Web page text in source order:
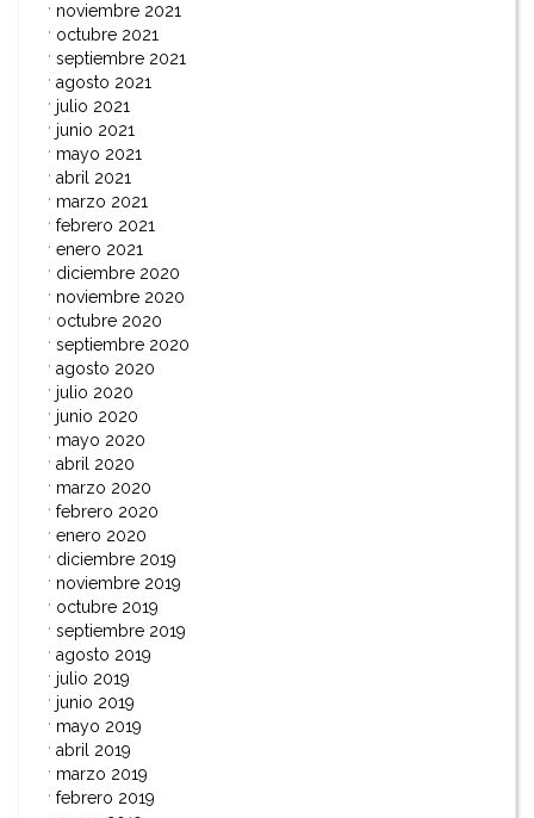
noviembre 2021
octubre 2021
septiembre 2021
agosto 2021
julio 2021
junio 2021
mayo 2021
abril 2021
marzo 2021
febrero 2021
enero 2021
diciembre 2020
noviembre 2020
octubre 2020
septiembre 2020
agosto 2020
julio 2020
junio 2020
mayo 2020
abril 2020
marzo 2020
febrero 2020
enero 2020
diciembre 2019
noviembre 2019
octubre 2019
septiembre 2019
agosto 2019
julio 2019
junio 2019
mayo 2019
abril 2019
marzo 2019
febrero 2019